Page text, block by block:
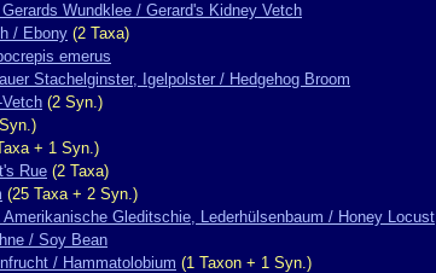
Wundklee / Gerard's Kidney Vetch
/ Ebony (2 Taxa)
emerus
Stachelginster, Igelpolster / Hedgehog Broom
(2 Syn.)
+ 1 Syn.)
Rue (2 Taxa)
(25 Taxa + 2 Syn.)
Amerikanische Gleditschie, Lederhülsenbaum / Honey Locust
/ Soy Bean
/ Hammatolobium (1 Taxon + 1 Syn.)